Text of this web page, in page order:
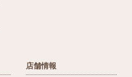
店舗情報